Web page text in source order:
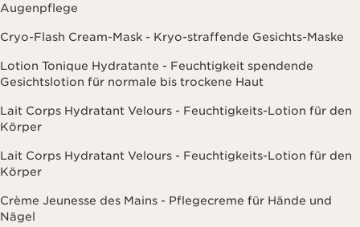
Augenpflege
Cryo-Flash Cream-Mask - Kryo-straffende Gesichts-Maske
Lotion Tonique Hydratante - Feuchtigkeit spendende
Gesichtslotion für normale bis trockene Haut
Lait Corps Hydratant Velours - Feuchtigkeits-Lotion für den
Körper
Lait Corps Hydratant Velours - Feuchtigkeits-Lotion für den
Körper
Crème Jeunesse des Mains - Pflegecreme für Hände und
Nägel